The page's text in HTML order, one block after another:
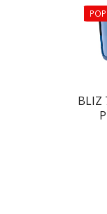
BLIZ